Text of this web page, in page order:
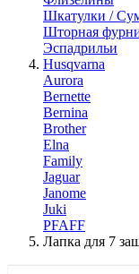
Шкатулки /
Шторная
Эспадрильи
Husqvarna
Aurora
Bernette
Bernina
Brother
Elna
Family
Jaguar
Janome
Juki
PFAFF
Лапка для 7